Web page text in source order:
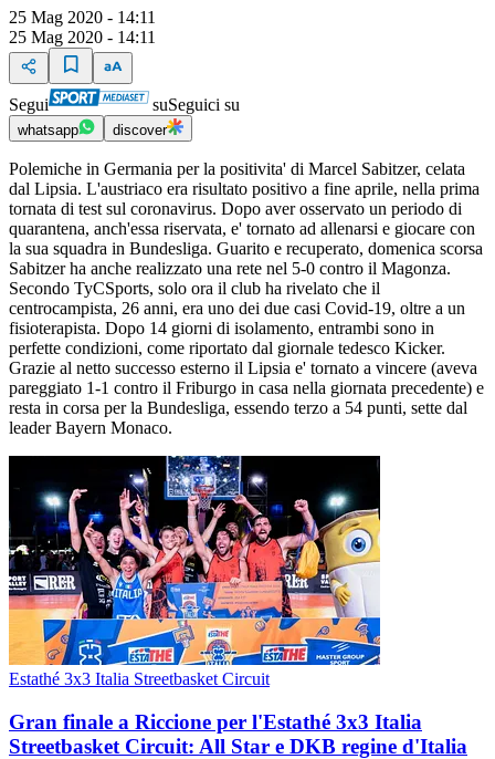
25 Mag 2020 - 14:11
25 Mag 2020 - 14:11
Segui suSeguici su
whatsapp discover
Polemiche in Germania per la positivita' di Marcel Sabitzer, celata
dal Lipsia. L'austriaco era risultato positivo a fine aprile, nella prima
tornata di test sul coronavirus. Dopo aver osservato un periodo di
quarantena, anch'essa riservata, e' tornato ad allenarsi e giocare con
la sua squadra in Bundesliga. Guarito e recuperato, domenica scorsa
Sabitzer ha anche realizzato una rete nel 5-0 contro il Magonza.
Secondo TyCSports, solo ora il club ha rivelato che il
centrocampista, 26 anni, era uno dei due casi Covid-19, oltre a un
fisioterapista. Dopo 14 giorni di isolamento, entrambi sono in
perfette condizioni, come riportato dal giornale tedesco Kicker.
Grazie al netto successo esterno il Lipsia e' tornato a vincere (aveva
pareggiato 1-1 contro il Friburgo in casa nella giornata precedente) e
resta in corsa per la Bundesliga, essendo terzo a 54 punti, sette dal
leader Bayern Monaco.
Estathé 3x3 Italia Streetbasket Circuit
Gran finale a Riccione per l'Estathé 3x3 Italia
Streetbasket Circuit: All Star e DKB regine d'Italia